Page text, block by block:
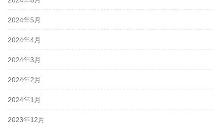
2024年5月
2024年4月
2024年3月
2024年2月
2024年1月
2023年12月